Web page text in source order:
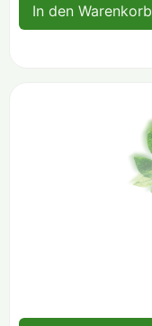
In den Warenkorb